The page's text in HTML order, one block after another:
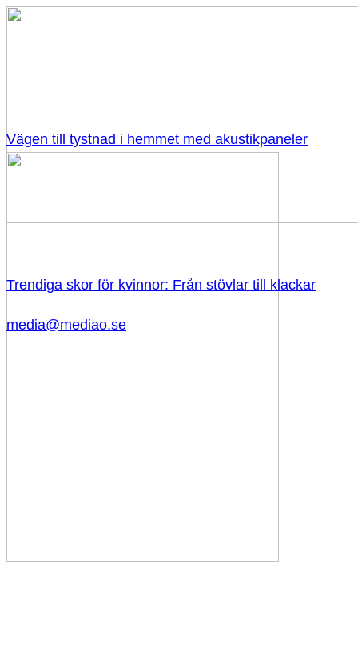
Vägen till tystnad i hemmet med akustikpaneler
Trendiga skor för kvinnor: Från stövlar till klackar
media@mediao.se